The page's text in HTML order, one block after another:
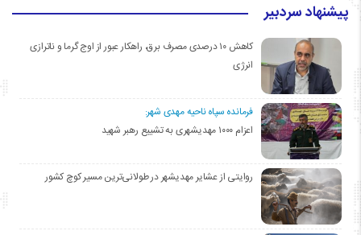
پیشنهاد سردبیر
کاهش ۱۰ درصدی مصرف برق، راهکار عبور از اوج گرما و ناترازی
انرژی
فرمانده سپاه ناحیه مهدی شهر:
اعزام ۱۰۰۰ مهدیشهری به تشییع رهبر شهید
روایتی از عشایر مهدیشهر در طولانی‌ترین مسیر کوچ کشور